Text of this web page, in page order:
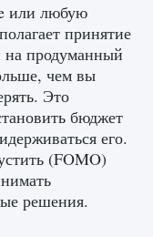
Force
0 0
или любую
принятие
на продуманный
чем вы
Это
бюджет
его.
(FOMO)
решения.